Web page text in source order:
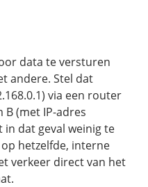
data te versturen
andere. Stel dat
via een router
(met IP-adres
in dat geval weinig te
hetzelfde, interne
verkeer direct van het